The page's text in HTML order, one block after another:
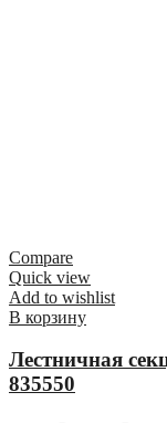
Compare
Quick view
Add to wishlist
В корзину
Лестничная
835550